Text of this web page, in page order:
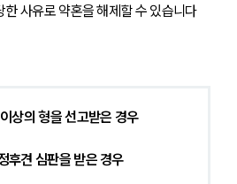
사유로 약혼을 해제할 수 있습니다
상의 형을 선고받은 경우
후견 심판을 받은 경우